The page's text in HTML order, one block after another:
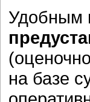
Удобным
на базе